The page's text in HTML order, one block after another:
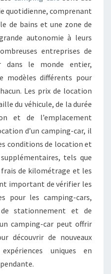
quotidienne, comprenant
de bains et une zone de
autonomie à leurs
entreprises de
dans le monde entier,
modèles différents pour
Les prix de location
du véhicule, de la durée
et de l’emplacement
d’un camping-car, il
conditions de location et
tels que
de kilométrage et les
important de vérifier les
pour les camping-cars,
stationnement et de
camping-car peut offrir
découvrir de nouveaux
uniques en